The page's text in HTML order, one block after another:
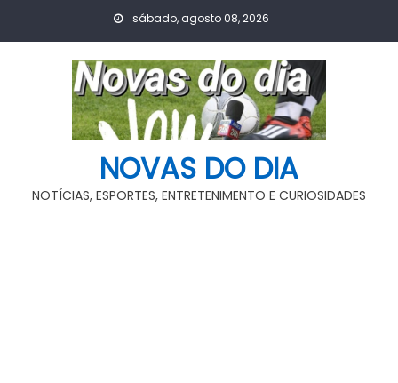
sábado, agosto 08, 2026
NOVAS DO DIA
NOTÍCIAS, ESPORTES, ENTRETENIMENTO E CURIOSIDADES